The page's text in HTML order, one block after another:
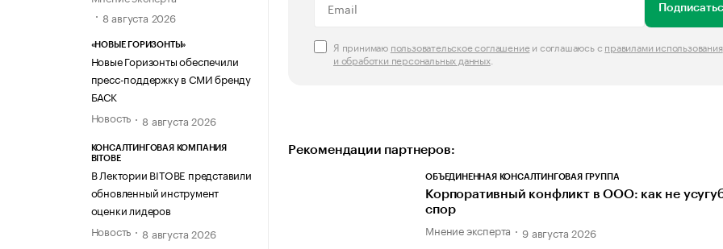
8 августа 2026
«НОВЫЕ ГОРИЗОНТЫ»
Новые Горизонты обеспечили
пресс-поддержку в СМИ бренду
БАСК
Новость
8 августа 2026
КОНСАЛТИНГОВАЯ КОМПАНИЯ
BITOBE
В Лектории BITOBE представили
обновленный инструмент
оценки лидеров
Новость
8 августа 2026
Я принимаю пользовательское соглашениеи соглашаюсь с правилами использования
и обработки персональных данных.
Рекомендации партнеров:
ОБЪЕДИНЕННАЯ КОНСАЛТИНГОВАЯ ГРУППА
Корпоративный конфликт в ООО: как не
спор
Мнение эксперта 9 августа 2026